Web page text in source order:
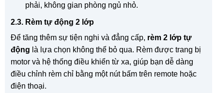
phải, không gian phòng ngủ nhỏ.
2.3. Rèm tự động 2 lớp
Để tăng thêm sự tiện nghi và đẳng cấp, rèm 2 lớp tự
động là lựa chọn không thể bỏ qua. Rèm được trang bị
motor và hệ thống điều khiển từ xa, giúp bạn dễ dàng
điều chỉnh rèm chỉ bằng một nút bấm trên remote hoặc
điện thoại.